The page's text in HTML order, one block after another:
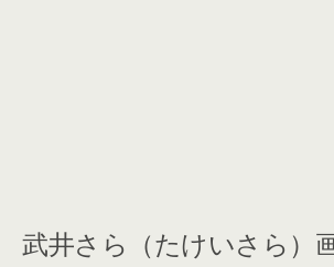
武井さら（たけいさら）